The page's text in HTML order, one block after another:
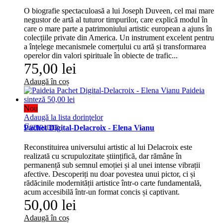
O biografie spectaculoasă a lui Joseph Duveen, cel mai mare
negustor de artă al tuturor timpurilor, care explică modul în
care o mare parte a patrimoniului artistic european a ajuns în
colecțiile private din America. Un instrument excelent pentru
a înțelege mecanismele comerțului cu artă și transformarea
operelor din valori spirituale în obiecte de trafic...
75,00 lei
Adaugă în coș
Nou
Adaugă la lista dorinţelor
Comparare
Pachet Digital-Delacroix - Elena Vianu
Reconstituirea universului artistic al lui Delacroix este
realizată cu scrupulozitate științifică, dar rămâne în
permanență sub semnul emoției și al unei intense vibrații
afective. Descoperiți nu doar povestea unui pictor, ci și
rădăcinile modernității artistice într-o carte fundamentală,
acum accesibilă într-un format concis și captivant.
50,00 lei
Adaugă în coș